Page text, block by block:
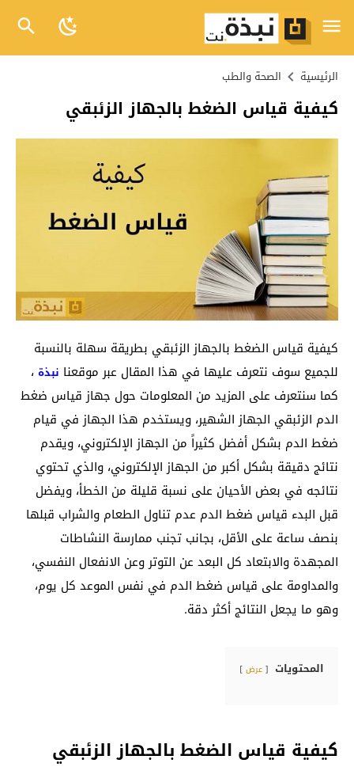
الرئيسية الصحة والطب
كيفية قياس الضغط بالجهاز الزئبقي
كيفية قياس الضغط بالجهاز الزئبقي بطريقة سهلة بالنسبة
للجميع سوف نتعرف عليها في هذا المقال عبر موقعنا نبذة ،
كما سنتعرف على المزيد من المعلومات حول جهاز قياس ضغط
الدم الزئبقي الجهاز الشهير، ويستخدم هذا الجهاز في قيام
ضغط الدم بشكل أفضل كثيراً من الجهاز الإلكتروني، ويقدم
نتائج دقيقة بشكل أكبر من الجهاز الإلكتروني، والذي تحتوي
نتائجه في بعض الأحيان على نسبة قليلة من الخطأ، ويفضل
قبل البدء قياس ضغط الدم عدم تناول الطعام والشراب قبلها
بنصف ساعة على الأقل، بجانب تجنب ممارسة النشاطات
المجهدة والابتعاد كل البعد عن التوتر وعن الانفعال النفسي،
والمداومة على قياس ضغط الدم في نفس الموعد كل يوم،
وهو ما يجعل النتائج أكثر دقة.
المحتويات عرض
كيفية قياس الضغط بالجهاز الزئبقي